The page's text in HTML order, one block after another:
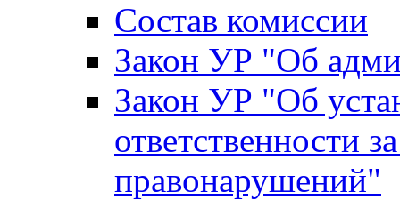
Состав комиссии
Закон УР "Об
Закон УР "Об
ответственности
правонарушений"